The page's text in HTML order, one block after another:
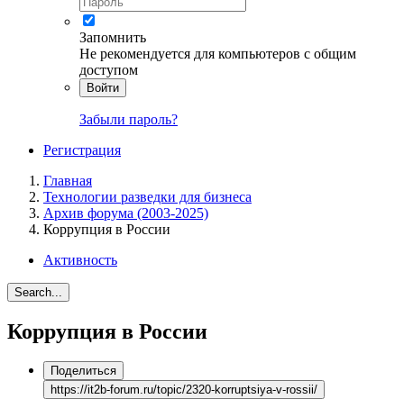
Запомнить
Не рекомендуется для компьютеров с общим
доступом
Войти
Забыли пароль?
Регистрация
Главная
Технологии разведки для бизнеса
Архив форума (2003-2025)
Коррупция в России
Активность
Search...
Коррупция в России
Поделиться
https://it2b-forum.ru/topic/2320-korruptsiya-v-rossii/